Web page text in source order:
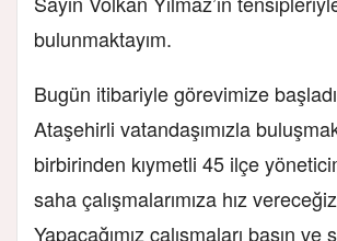
bulunmaktayım.
Bugün itibariyle görevimize
Ataşehirli vatandaşımızla
birbirinden kıymetli 45 ilçe
saha çalışmalarımıza hız
Yapacağımız çalışmaları basın